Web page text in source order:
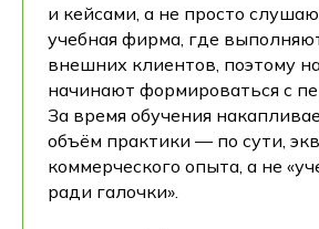
и кейсами, а не просто
учебная фирма, где
внешних клиентов, поэтому
начинают формироваться с
За время обучения
объём практики — по сути,
коммерческого опыта, а не
ради галочки».